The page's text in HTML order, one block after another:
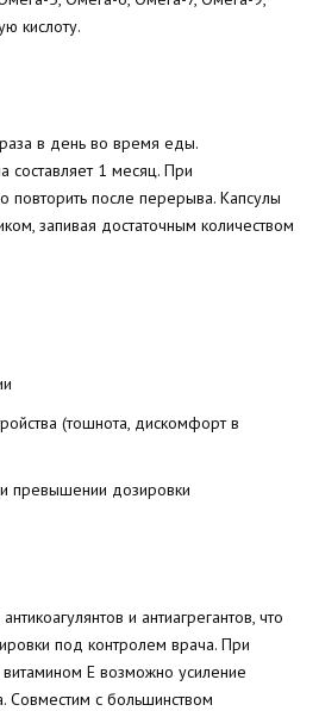
кислоту.
в день во время еды.
составляет 1 месяц. При
повторить после перерыва. Капсулы
запивая достаточным количеством
(тошнота, дискомфорт в
превышении дозировки
и антиагрегантов, что
под контролем врача. При
E возможно усиление
Совместим с большинством